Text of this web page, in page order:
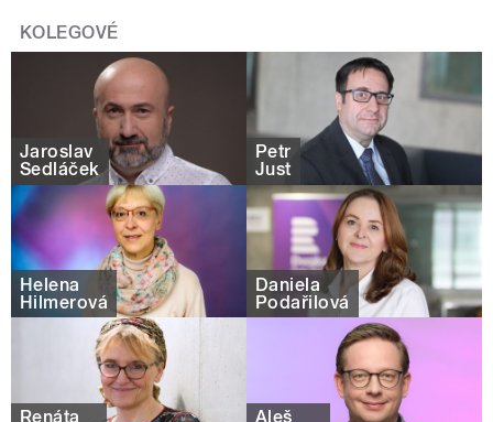
KOLEGOVÉ
Jaroslav
Sedláček
Petr
Just
Helena
Hilmerová
Daniela
Podařilová
Renáta
Aleš